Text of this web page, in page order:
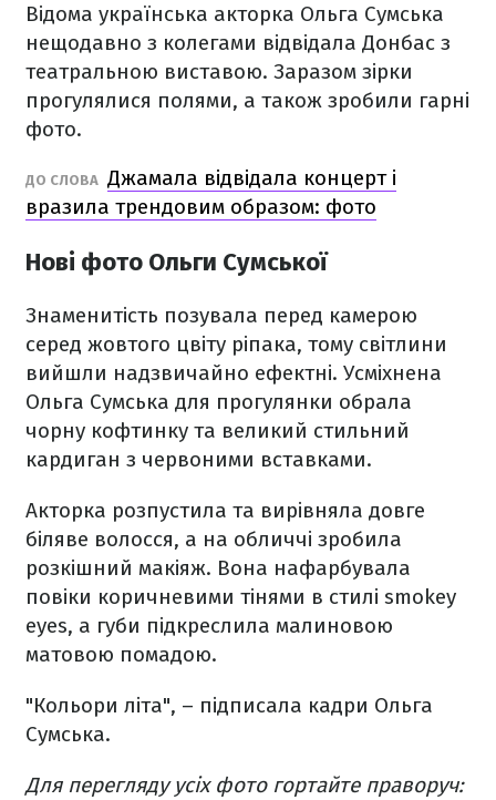
Відома українська акторка Ольга Сумська
нещодавно з колегами відвідала Донбас з
театральною виставою. Заразом зірки
прогулялися полями, а також зробили гарні
фото.
ДО СЛОВА Джамала відвідала концерт і
вразила трендовим образом: фото
Нові фото Ольги Сумської
Знаменитість позувала перед камерою
серед жовтого цвіту ріпака, тому світлини
вийшли надзвичайно ефектні. Усміхнена
Ольга Сумська для прогулянки обрала
чорну кофтинку та великий стильний
кардиган з червоними вставками.
Акторка розпустила та вирівняла довге
біляве волосся, а на обличчі зробила
розкішний макіяж. Вона нафарбувала
повіки коричневими тінями в стилі smokey
eyes, а губи підкреслила малиновою
матовою помадою.
"Кольори літа", – підписала кадри Ольга
Сумська.
Для перегляду усіх фото гортайте праворуч: